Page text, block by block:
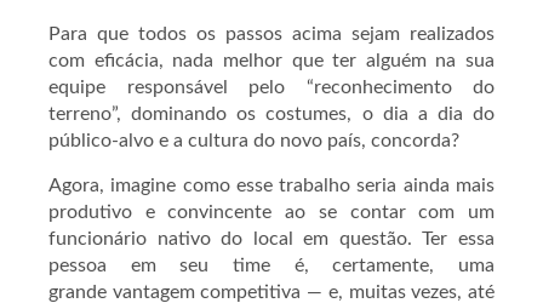
Para que todos os passos acima sejam realizados
com eficácia, nada melhor que ter alguém na sua
equipe responsável pelo “reconhecimento do
terreno”, dominando os costumes, o dia a dia do
público-alvo e a cultura do novo país, concorda?
Agora, imagine como esse trabalho seria ainda mais
produtivo e convincente ao se contar com um
funcionário nativo do local em questão. Ter essa
pessoa em seu time é, certamente, uma
grande vantagem competitiva — e, muitas vezes, até